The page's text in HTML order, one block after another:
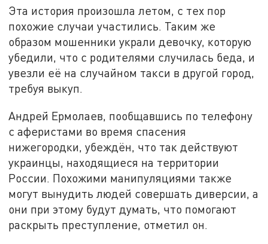
Эта история произошла летом, с тех пор
похожие случаи участились. Таким же
образом мошенники украли девочку, которую
убедили, что с родителями случилась беда, и
увезли её на случайном такси в другой город,
требуя выкуп.
Андрей Ермолаев, пообщавшись по телефону
с аферистами во время спасения
нижегородки, убеждён, что так действуют
украинцы, находящиеся на территории
России. Похожими манипуляциями также
могут вынудить людей совершать диверсии, а
они при этому будут думать, что помогают
раскрыть преступление, отметил он.